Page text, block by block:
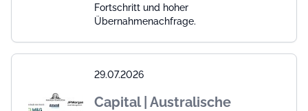
Fortschritt und hoher
Übernahmenachfrage.
29.07.2026
Capital | Australische